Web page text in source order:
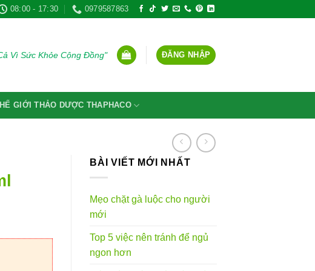
08:00 - 17:30 0979587863
Vì Sức Khỏe Cộng Đồng" ĐĂNG NHẬP
GIỚI THẢO DƯỢC THAPHACO
BÀI VIẾT MỚI NHẤT
Mẹo chặt gà luộc cho người
mới
Top 5 việc nên tránh để ngủ
ngon hơn